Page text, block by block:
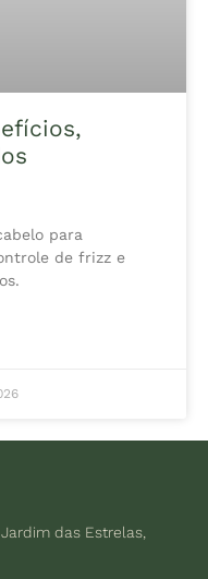
para
de frizz e
das Estrelas,